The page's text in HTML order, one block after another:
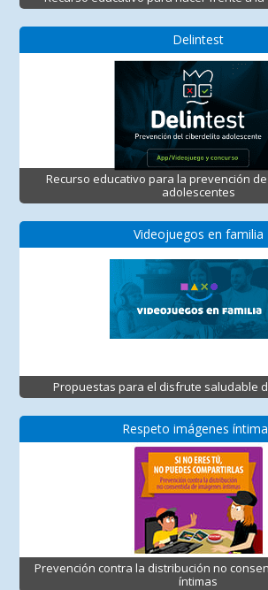
Delintest
Recurso educativo para la prevención
adolescentes
Videojuegos en familia
Propuestas para el disfrute saludable
Respeto imágenes
Prevención contra la distribución no
íntimas